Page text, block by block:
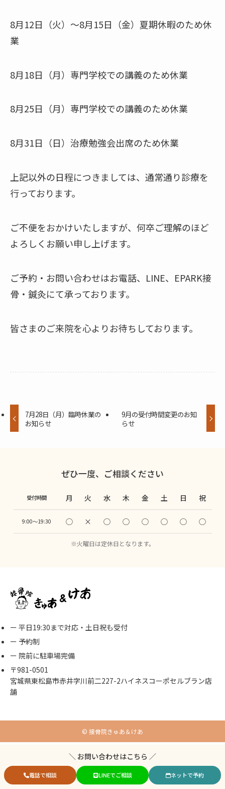
8月12日（火）～8月15日（金）夏期休暇のため休
業
8月18日（月）専門学校での講義のため休業
8月25日（月）専門学校での講義のため休業
8月31日（日）治療勉強会出席のため休業
上記以外の日程につきましては、通常通り診療を
行っております。
ご不便をおかけいたしますが、何卒ご理解のほど
よろしくお願い申し上げます。
ご予約・お問い合わせはお電話、LINE、EPARK接
骨・鍼灸にて承っております。
皆さまのご来院を心よりお待ちしております。
7月28日（月）臨時休業の
お知らせ
9月の受付時間変更のお知
らせ
ぜひ一度、ご相談ください
受付時間 月 火 水 木 金 土 日 祝
9:00〜19:30 ◯ × ◯ ◯ ◯ ◯ ◯ ◯
※火曜日は定休日となります。
ー 平日19:30まで対応・土日祝も受付
ー 予約制
ー 院前に駐車場完備
〒981-0501
宮城県東松島市赤井字川前二227-2ハイネスコーポセルブラン店
舗
© 接骨院きゅあ＆けあ
＼ お問い合わせはこちら ／
電話で相談 LINEでご相談 ネットで予約